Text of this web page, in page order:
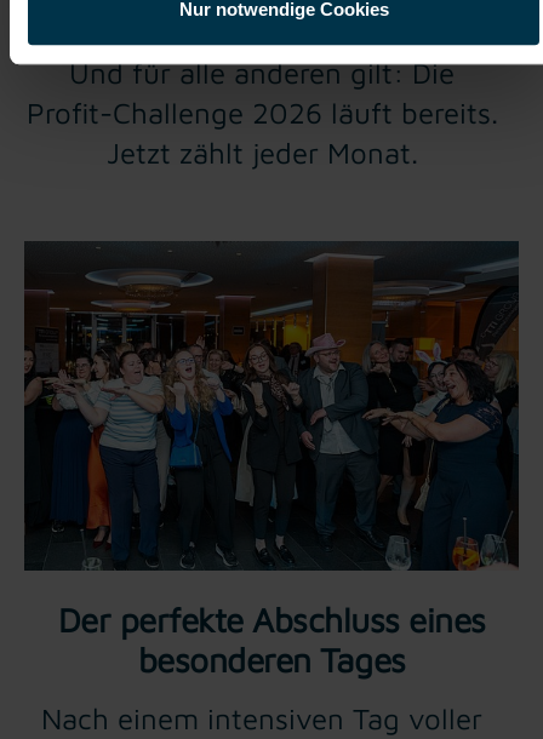
Nur notwendige Cookies
Und für alle anderen gilt: Die
Profit-Challenge 2026 läuft bereits.
Jetzt zählt jeder Monat.
Der perfekte Abschluss eines
besonderen Tages
Nach einem intensiven Tag voller